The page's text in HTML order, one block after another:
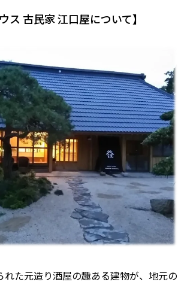
ス 古民家 江口屋について】
れた元造り酒屋の趣ある建物が、地元の